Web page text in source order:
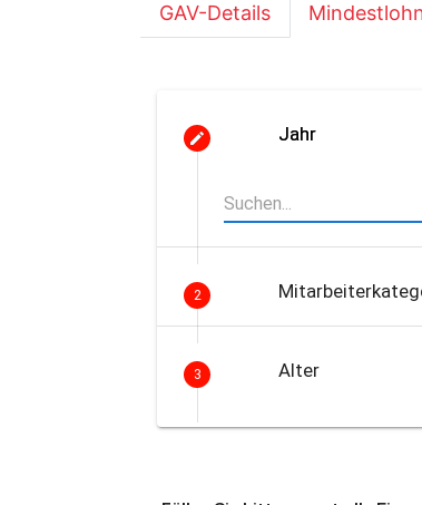
GAV-Details
Jahr
2
3 Alter